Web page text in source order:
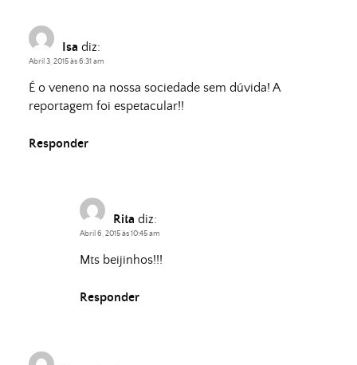
Isa diz:
Abril 3, 2015 às 6:31 am
É o veneno na nossa sociedade sem dúvida! A
reportagem foi espetacular!!
Responder
Rita diz:
Abril 6, 2015 às 10:45 am
Mts beijinhos!!!
Responder